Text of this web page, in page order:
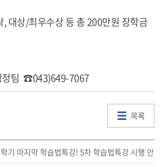
대상/최우수상 등 총 200만원 장학금
정팀 ☎043)649-7067
목록
기 마지막 학습법특강! 5차 학습법특강 시행 안